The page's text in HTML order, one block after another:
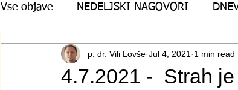
Vse objave NEDELJSKI NAGOVORI
DUHOVNA VPRAŠANJA
4.7.2021 - Strah
p. dr. Vili Lovše Jul 4, 2021 1 min read